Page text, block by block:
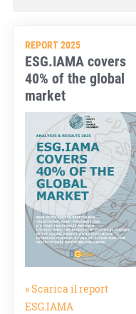
REPORT 2025
ESG.IAMA covers
40% of the global
market
» Scarica il report
ESG.IAMA